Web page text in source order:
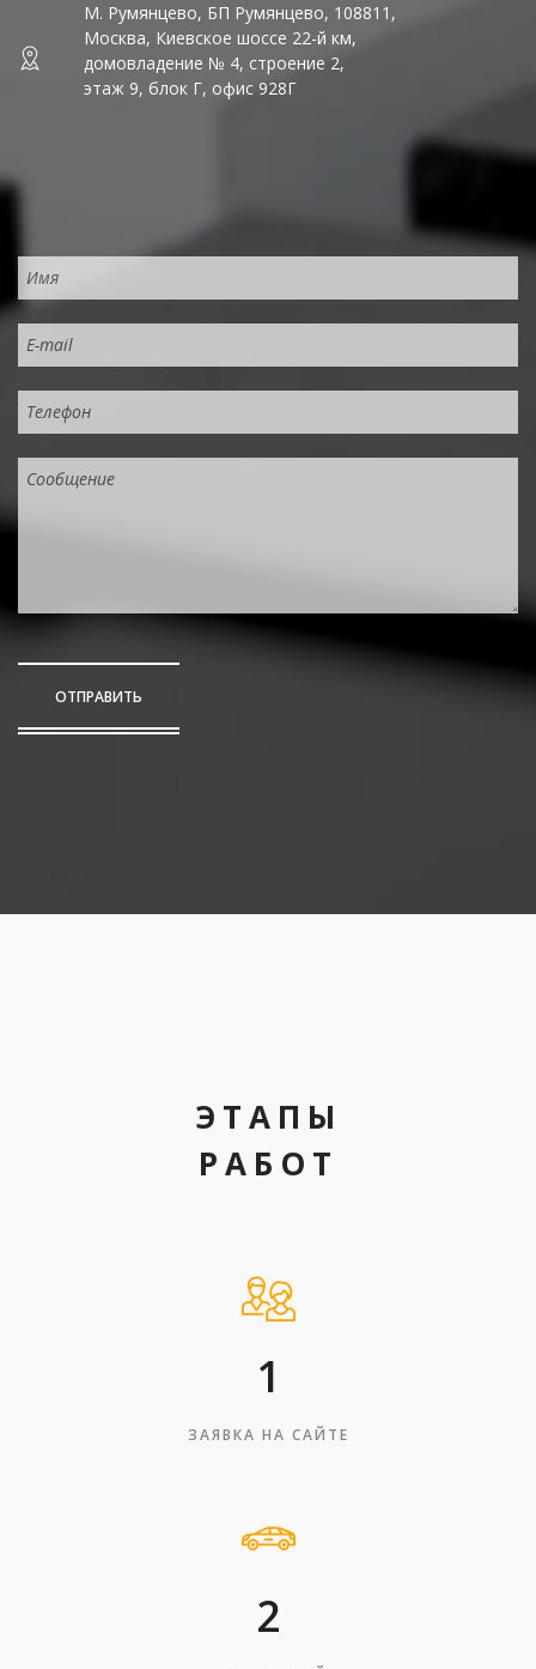
М. Румянцево, БП Румянцево, 108811,
Москва, Киевское шоссе 22-й км,
домовладение № 4, строение 2,
этаж 9, блок Г, офис 928Г
ОТПРАВИТЬ
ЭТАПЫ
РАБОТ
1
ЗАЯВКА НА САЙТЕ
2